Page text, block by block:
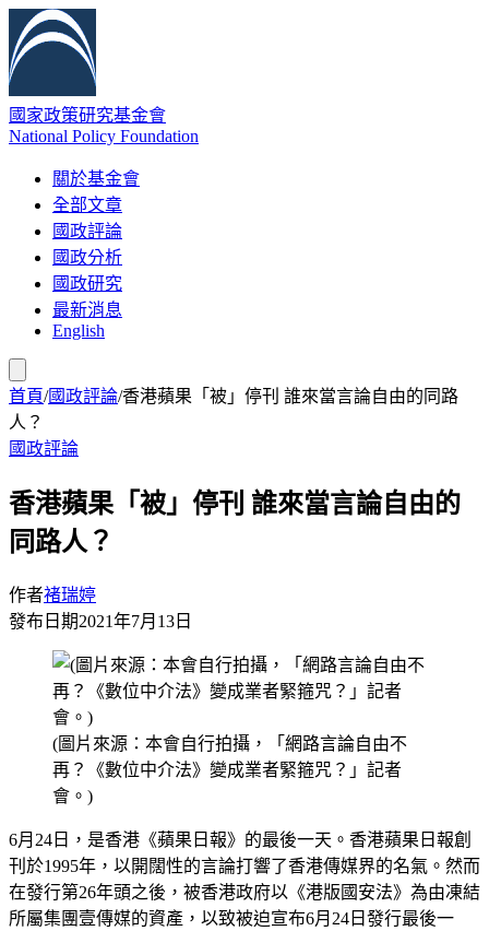
國家政策研究基金會
National Policy Foundation
關於基金會
全部文章
國政評論
國政分析
國政研究
最新消息
English
首頁/國政評論/香港蘋果「被」停刊 誰來當言論自由的同路
人？
國政評論
香港蘋果「被」停刊 誰來當言論自由的
同路人？
作者褚瑞婷
發布日期2021年7月13日
(圖片來源：本會自行拍攝，「網路言論自由不
再？《數位中介法》變成業者緊箍咒？」記者
會。)
6月24日，是香港《蘋果日報》的最後一天。香港蘋果日報創
刊於1995年，以開闊性的言論打響了香港傳媒界的名氣。然而
在發行第26年頭之後，被香港政府以《港版國安法》為由凍結
所屬集團壹傳媒的資產，以致被迫宣布6月24日發行最後一